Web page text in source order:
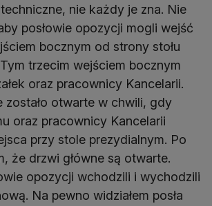
nie każdy je zna. Nie
posłowie opozycji mogli wejść
bocznym od strony stołu
trzecim wejściem bocznym
oraz pracownicy Kancelarii.
zostało otwarte w chwili, gdy
oraz pracownicy Kancelarii
przy stole prezydialnym. Po
że drzwi główne są otwarte.
opozycji wchodzili i wychodzili
Na pewno widziałem posła